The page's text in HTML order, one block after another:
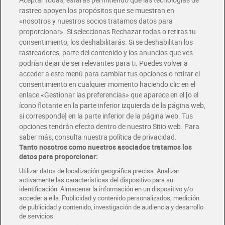
Glovo y Uber Eats
Solicita tu factura de Glovo o Uber Eats
Únete al CLUB Dia
Disfruta las ventajas y ofertas exclusivas.
Descárgate la APP Dia
Folletos y Tiendas
Descubre las mejores ofertas y busca tu tienda más cercana
Tarjeta MaX Dia
Te devuelve hasta 8€/mes de tus compras.
¡Solicita tu tarjeta de crédito aquí!
COMER MEJOR CADA DIA
COLABORA CON DIA ABRE TU TIENDA DIA CORPORATE
rastreo apoyen los propósitos que se muestran en
«nosotros y nuestros socios tratamos datos para
proporcionar». Si seleccionas Rechazar todas o retiras tu
consentimiento, los deshabilitarás. Si se deshabilitan los
rastreadores, parte del contenido y los anuncios que ves
podrían dejar de ser relevantes para ti. Puedes volver a
acceder a este menú para cambiar tus opciones o retirar el
consentimiento en cualquier momento haciendo clic en el
enlace «Gestionar las preferencias» que aparece en el [o el
ícono flotante en la parte inferior izquierda de la página web,
si corresponde] en la parte inferior de la página web. Tus
opciones tendrán efecto dentro de nuestro Sitio web. Para
saber más, consulta nuestra política de privacidad.
Tanto nosotros como nuestros asociados tratamos los
datos para proporcionar:
Utilizar datos de localización geográfica precisa. Analizar
activamente las características del dispositivo para su
identificación. Almacenar la información en un dispositivo y/o
acceder a ella. Publicidad y contenido personalizados, medición
de publicidad y contenido, investigación de audiencia y desarrollo
de servicios.